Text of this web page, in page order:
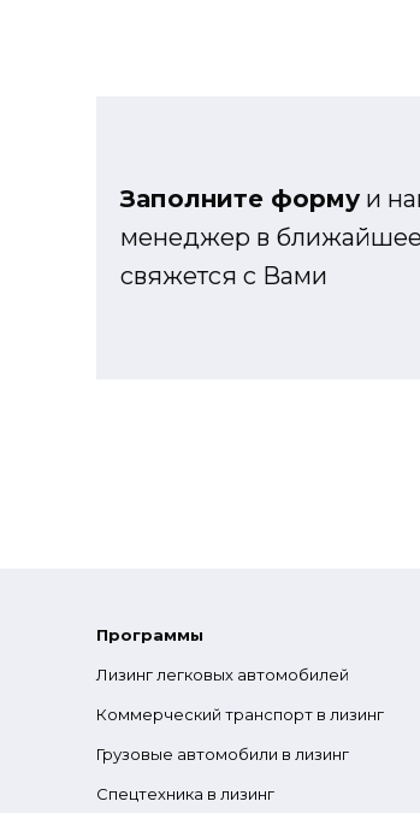
Заполните форму и
менеджер в ближайшее
свяжется с Вами
Программы
Лизинг легковых автомобилей
Коммерческий транспорт в лизинг
Грузовые автомобили в лизинг
Спецтехника в лизинг